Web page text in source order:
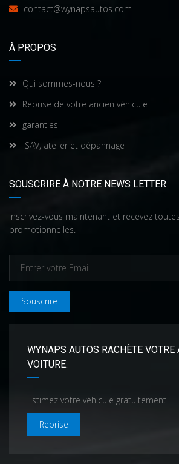
contact@wynapsautos.com
À PROPOS
Qui sommes-nous ?
Reprise de votre ancien véhicule
garanties
SAV, atelier et dépannage
SOUSCRIRE À NOTRE NEWS LETTER
Inscrivez-vous maintenant et recevez
promotionnelles.
Souscrire
WYNAPS AUTOS RACHÈTE VOTRE
VOITURE.
Estimez votre véhicule gratuitement
Reprise